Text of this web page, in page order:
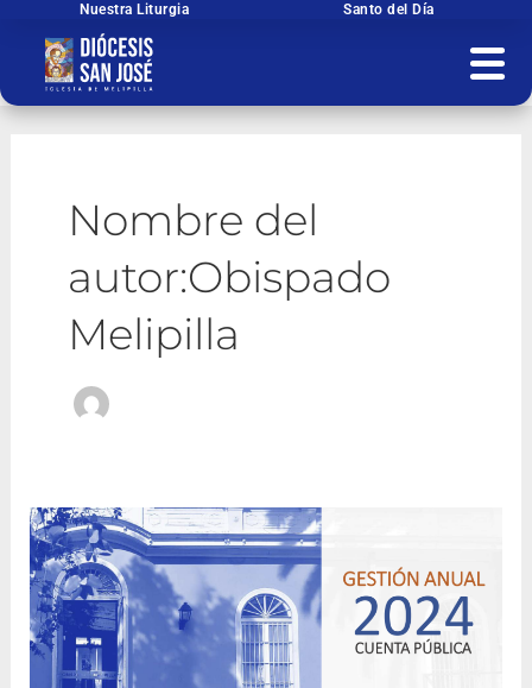
contenido
Nuestra Liturgia Santo del Día
Nombre del
autor:Obispado
Melipilla
GESTIÓN
ANUAL
2024
CUENTA
PÚBLICA